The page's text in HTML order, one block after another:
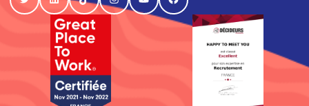
TwitterLinkedInTikTokInstagram
YouTubeFacebook